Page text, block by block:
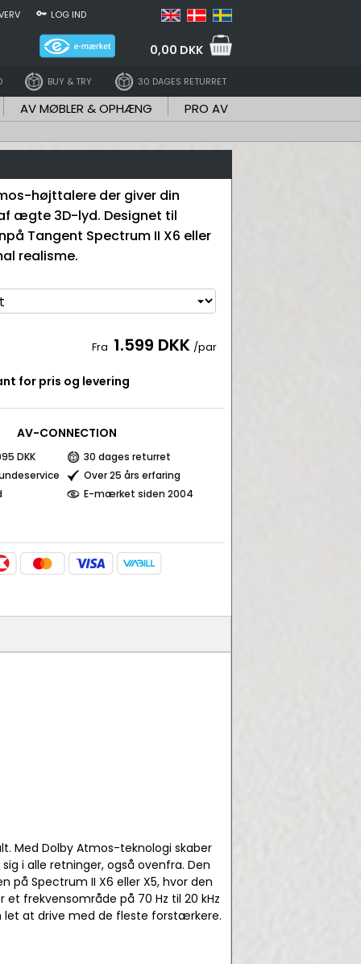
LOG IND
0,00 DKK
BUY & TRY 30 DAGES RETURRET
AV MØBLER & OPHÆNG PRO AV
højttalere der giver din
ægte 3D-lyd. Designet til
Tangent Spectrum II X6 eller
realisme.
Fra 1.599 DKK /par
for pris og levering
AV-CONNECTION
DKK
30 dages returret
Over 25 års erfaring
E-mærket siden 2004
Med Dolby Atmos-teknologi skaber
i alle retninger, også ovenfra. Den
på Spectrum II X6 eller X5, hvor den
frekvensområde på 70 Hz til 20 kHz
let at drive med de fleste forstærkere.